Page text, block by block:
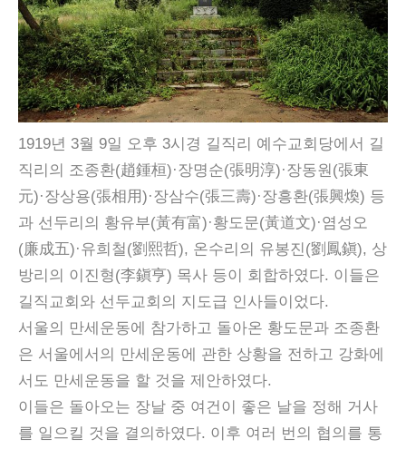
1919년 3월 9일 오후 3시경 길직리 예수교회당에서 길
직리의 조종환(趙鍾桓)·장명순(張明淳)·장동원(張東
元)·장상용(張相用)·장삼수(張三壽)·장흥환(張興煥) 등
과 선두리의 황유부(黃有富)·황도문(黃道文)·염성오
(廉成五)·유희철(劉熙哲), 온수리의 유봉진(劉鳳鎭), 상
방리의 이진형(李鎭亨) 목사 등이 회합하였다. 이들은
길직교회와 선두교회의 지도급 인사들이었다.
서울의 만세운동에 참가하고 돌아온 황도문과 조종환
은 서울에서의 만세운동에 관한 상황을 전하고 강화에
서도 만세운동을 할 것을 제안하였다.
이들은 돌아오는 장날 중 여건이 좋은 날을 정해 거사
를 일으킬 것을 결의하였다. 이후 여러 번의 협의를 통